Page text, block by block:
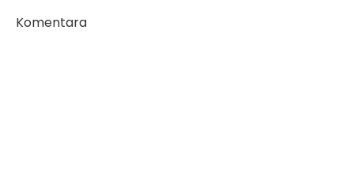
Komentara